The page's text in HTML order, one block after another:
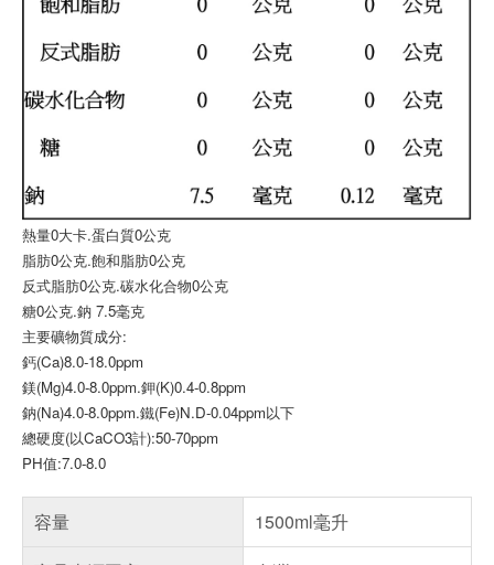
熱量0大卡.蛋白質0公克
脂肪0公克.飽和脂肪0公克
反式脂肪0公克.碳水化合物0公克
糖0公克.鈉 7.5毫克
主要礦物質成分:
鈣(Ca)8.0-18.0ppm
鎂(Mg)4.0-8.0ppm.鉀(K)0.4-0.8ppm
鈉(Na)4.0-8.0ppm.鐵(Fe)N.D-0.04ppm以下
總硬度(以CaCO3計):50-70ppm
PH值:7.0-8.0
容量
1500ml毫升